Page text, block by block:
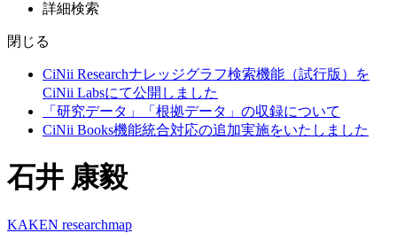
詳細検索
閉じる
CiNii Researchナレッジグラフ検索機能（試行版）を
CiNii Labsにて公開しました
「研究データ」「根拠データ」の収録について
CiNii Books機能統合対応の追加実施をいたしました
石井 康毅
KAKEN researchmap